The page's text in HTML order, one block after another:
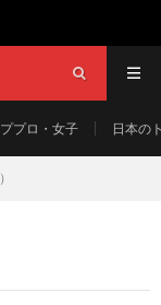
プロ・女子 日本の